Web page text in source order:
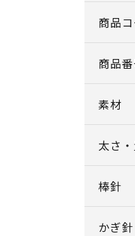
商品
商品
素材
太さ
棒針
かぎ針